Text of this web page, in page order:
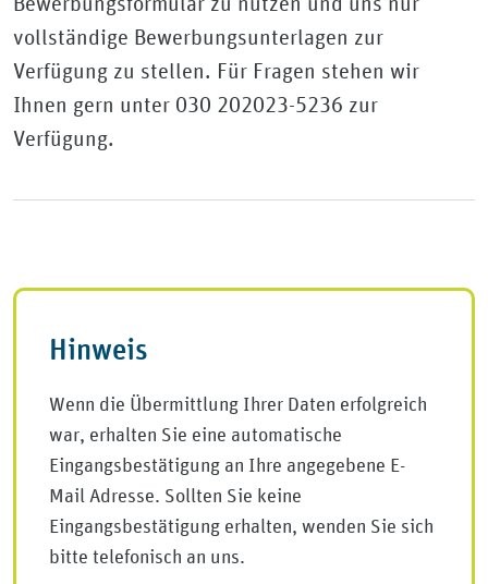
vollständige Bewerbungsunterlagen zur
Verfügung zu stellen. Für Fragen stehen wir
Ihnen gern unter 030 202023-5236 zur
Verfügung.
Hinweis
Wenn die Übermittlung Ihrer Daten erfolgreich
war, erhalten Sie eine automatische
Eingangsbestätigung an Ihre angegebene E-
Mail Adresse. Sollten Sie keine
Eingangsbestätigung erhalten, wenden Sie sich
bitte telefonisch an uns.